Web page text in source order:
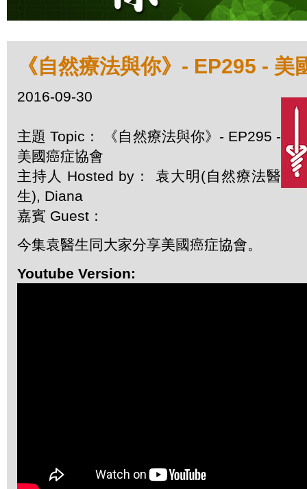
《自然療法與你》- EP295 - 美
2016-09-30
主題 Topic： 《自然療法與你》- EP295 -
美國癌症協會
主持人 Hosted by： 袁大明(自然療法醫
生), Diana
嘉賓 Guest：
今集袁醫生同大家分享美國癌症協會。
Youtube Version: